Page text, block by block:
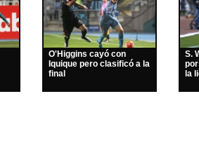
O'Higgins cayó con
Iquique pero clasificó a la
final
S.
la